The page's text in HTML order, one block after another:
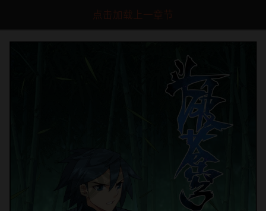
点击加载上一章节